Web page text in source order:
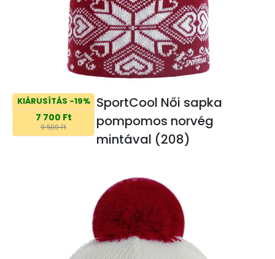
KIÁRUSÍTÁS -19%
7 700 Ft
9 500 Ft
SportCool Női sapka
pompomos norvég
mintával (208)